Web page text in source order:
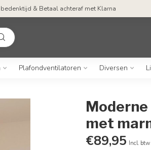
& Betaal achteraf met Klarna
Plafondventilatoren Diversen
met
€89,95 Incl. btw